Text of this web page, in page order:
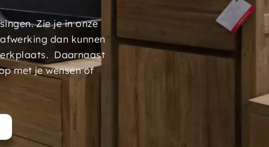
Zie je in onze
dan kunnen
Daarnaast
met je wensen of